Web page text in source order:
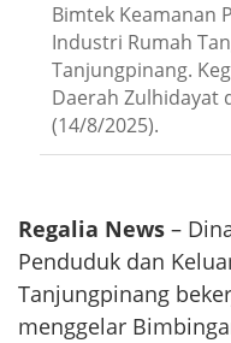
Bimtek Keamanan
Industri Rumah
Tanjungpinang.
Daerah Zulhidayat
(14/8/2025).
Regalia News –
Penduduk dan
Tanjungpinang
menggelar